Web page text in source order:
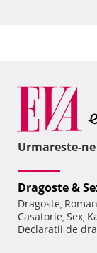
Urmareste-
Dragoste &
Dragoste,
Casatorie, Sex,
Declaratii de